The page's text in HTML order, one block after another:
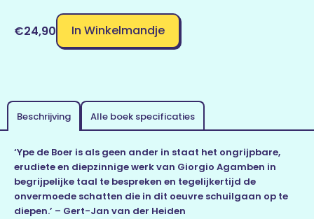
€24,90 In Winkelmandje
Beschrijving Alle boek specificaties
‘Ype de Boer is als geen ander in staat het ongrijpbare,
erudiete en diepzinnige werk van Giorgio Agamben in
begrijpelijke taal te bespreken en tegelijkertijd de
onvermoede schatten die in dit oeuvre schuilgaan op te
diepen.’ – Gert-Jan van der Heiden